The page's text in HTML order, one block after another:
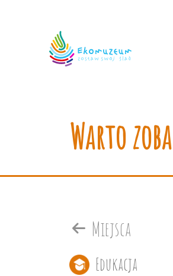
Warto
Miejsca
Edukacja